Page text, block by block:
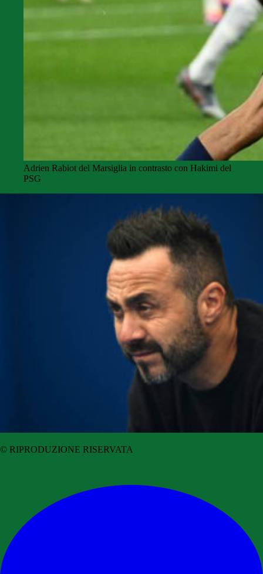
Adrien Rabiot del Marsiglia in contrasto con Hakimi del
PSG
© RIPRODUZIONE RISERVATA